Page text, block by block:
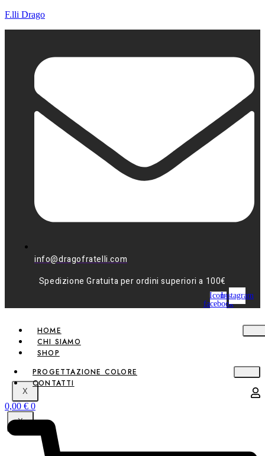
F.lli Drago
info@dragofratelli.com
Spedizione Gratuita per ordini superiori a 100€
Icon-
facebook
Instagram
HOME
CHI SIAMO
SHOP
X
PROGETTAZIONE COLORE
CONTATTI
X
0,00 € 0